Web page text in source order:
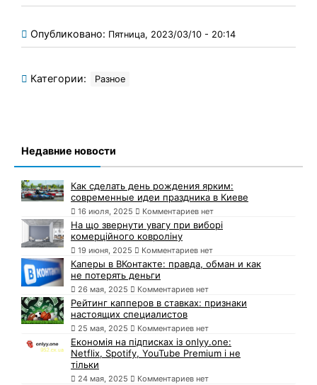
Опубликовано: Пятница, 2023/03/10 - 20:14
Категории: Разное
Недавние новости
Как сделать день рождения ярким:
современные идеи праздника в Киеве
16 июля, 2025 Комментариев нет
На що звернути увагу при виборі
комерційного ковроліну
19 июня, 2025 Комментариев нет
Каперы в ВКонтакте: правда, обман и как
не потерять деньги
26 мая, 2025 Комментариев нет
Рейтинг капперов в ставках: признаки
настоящих специалистов
25 мая, 2025 Комментариев нет
Економія на підписках із onlyy.one:
Netflix, Spotify, YouTube Premium і не
тільки
24 мая, 2025 Комментариев нет